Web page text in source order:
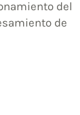
del
de